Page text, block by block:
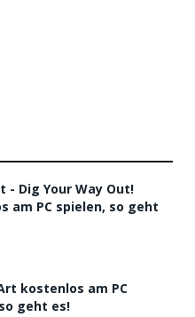
- Dig Your Way Out!
am PC spielen, so geht
kostenlos am PC
geht es!